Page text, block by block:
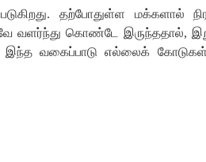
தற்போதுள்ள மக்களால்
வளர்ந்து கொண்டே இருந்ததால்,
வகைப்பாடு எல்லைக் கோடுகள்